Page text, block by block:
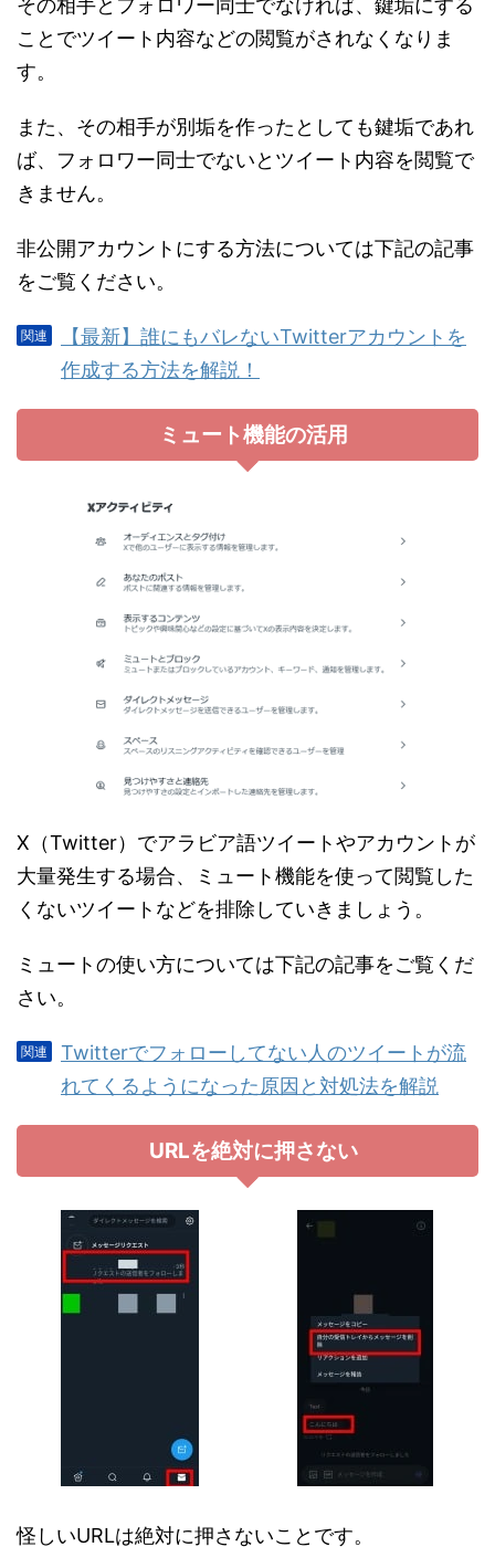
その相手とフォロワー同士でなければ、鍵垢にする
ことでツイート内容などの閲覧がされなくなりま
す。
また、その相手が別垢を作ったとしても鍵垢であれ
ば、フォロワー同士でないとツイート内容を閲覧で
きません。
非公開アカウントにする方法については下記の記事
をご覧ください。
【最新】誰にもバレないTwitterアカウントを
作成する方法を解説！
ミュート機能の活用
X（Twitter）でアラビア語ツイートやアカウントが
大量発生する場合、ミュート機能を使って閲覧した
くないツイートなどを排除していきましょう。
ミュートの使い方については下記の記事をご覧くだ
さい。
Twitterでフォローしてない人のツイートが流
れてくるようになった原因と対処法を解説
URLを絶対に押さない
怪しいURLは絶対に押さないことです。